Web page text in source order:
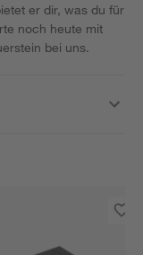
er dir, was du für
noch heute mit
bei uns.